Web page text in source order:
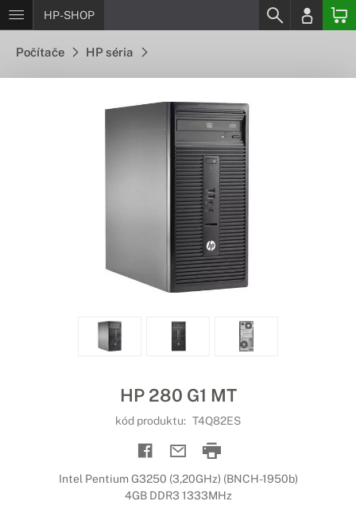
HP-SHOP
Počítače HP séria
HP 280 G1 MT
kód produktu: T4Q82ES
Intel Pentium G3250 (3,20GHz) (BNCH-1950b)
4GB DDR3 1333MHz